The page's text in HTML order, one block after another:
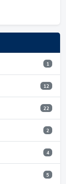
1
12
22
2
4
5